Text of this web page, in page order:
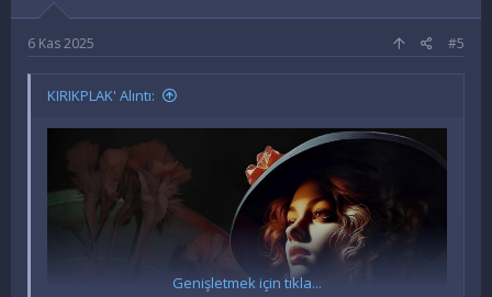
6 Kas 2025 #5
KIRIKPLAK' Alıntı:
Genişletmek için tıkla...